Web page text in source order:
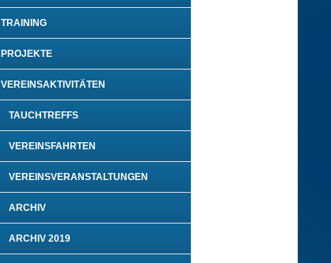
TRAINING
PROJEKTE
VEREINSAKTIVITÄTEN
TAUCHTREFFS
VEREINSFAHRTEN
VEREINSVERANSTALTUNGEN
ARCHIV
ARCHIV 2019